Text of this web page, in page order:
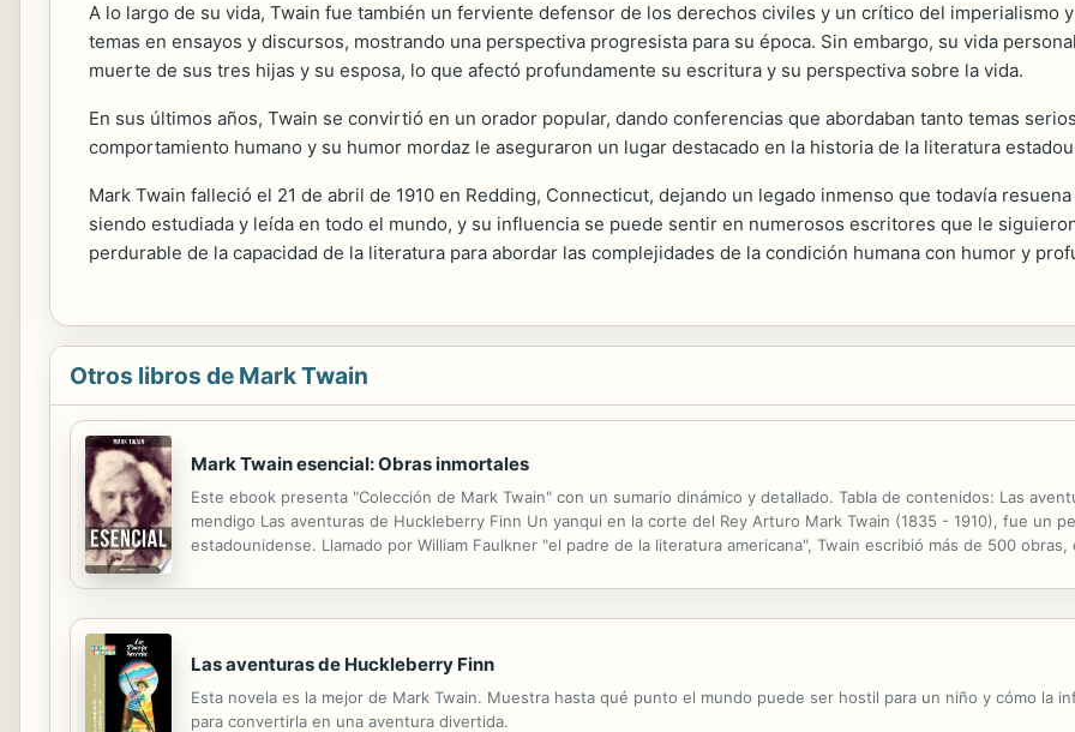
A lo largo de su vida, Twain fue también un ferviente defensor de los derechos civiles y un crítico del imperialismo
temas en ensayos y discursos, mostrando una perspectiva progresista para su época. Sin embargo, su vida
muerte de sus tres hijas y su esposa, lo que afectó profundamente su escritura y su perspectiva sobre la vida.
En sus últimos años, Twain se convirtió en un orador popular, dando conferencias que abordaban tanto temas
comportamiento humano y su humor mordaz le aseguraron un lugar destacado en la historia de la literatura
Mark Twain falleció el 21 de abril de 1910 en Redding, Connecticut, dejando un legado inmenso que todavía
siendo estudiada y leída en todo el mundo, y su influencia se puede sentir en numerosos escritores que le
perdurable de la capacidad de la literatura para abordar las complejidades de la condición humana con humor y
Otros libros de Mark Twain
Mark Twain esencial: Obras inmortales
Este ebook presenta "Colección de Mark Twain" con un sumario dinámico y detallado. Tabla de contenidos: Las
mendigo Las aventuras de Huckleberry Finn Un yanqui en la corte del Rey Arturo Mark Twain (1835 - 1910), fue un
estadounidense. Llamado por William Faulkner "el padre de la literatura americana", Twain escribió más de 500
Las aventuras de Huckleberry Finn
Esta novela es la mejor de Mark Twain. Muestra hasta qué punto el mundo puede ser hostil para un niño y cómo la
para convertirla en una aventura divertida.